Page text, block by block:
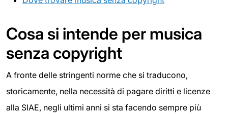
Cosa si intende per musica
senza copyright
A fronte delle stringenti norme che si traducono,
storicamente, nella necessità di pagare diritti e licenze
alla SIAE, negli ultimi anni si sta facendo sempre più